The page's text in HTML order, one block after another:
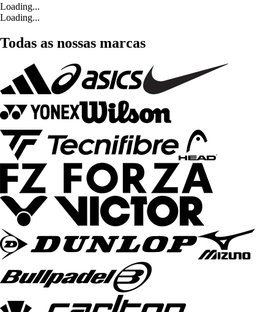
Loading...
Loading...
Todas as nossas marcas